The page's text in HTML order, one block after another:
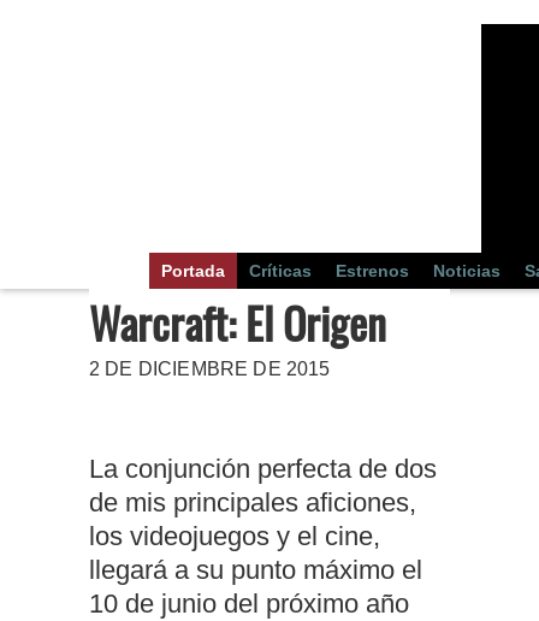
Portada Críticas Estrenos Noticias
Warcraft: El Origen
2 DE DICIEMBRE DE 2015
La conjunción perfecta de dos
de mis principales aficiones,
los videojuegos y el cine,
llegará a su punto máximo el
10 de junio del próximo año